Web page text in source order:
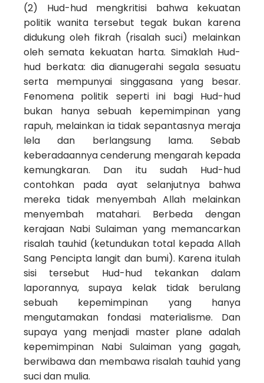
(2) Hud-hud mengkritisi bahwa kekuatan
politik wanita tersebut tegak bukan karena
didukung oleh fikrah (risalah suci) melainkan
oleh semata kekuatan harta. Simaklah Hud-
hud berkata: dia dianugerahi segala sesuatu
serta mempunyai singgasana yang besar.
Fenomena politik seperti ini bagi Hud-hud
bukan hanya sebuah kepemimpinan yang
rapuh, melainkan ia tidak sepantasnya meraja
lela dan berlangsung lama. Sebab
keberadaannya cenderung mengarah kepada
kemungkaran. Dan itu sudah Hud-hud
contohkan pada ayat selanjutnya bahwa
mereka tidak menyembah Allah melainkan
menyembah matahari. Berbeda dengan
kerajaan Nabi Sulaiman yang memancarkan
risalah tauhid (ketundukan total kepada Allah
Sang Pencipta langit dan bumi). Karena itulah
sisi tersebut Hud-hud tekankan dalam
laporannya, supaya kelak tidak berulang
sebuah kepemimpinan yang hanya
mengutamakan fondasi materialisme. Dan
supaya yang menjadi master plane adalah
kepemimpinan Nabi Sulaiman yang gagah,
berwibawa dan membawa risalah tauhid yang
suci dan mulia.